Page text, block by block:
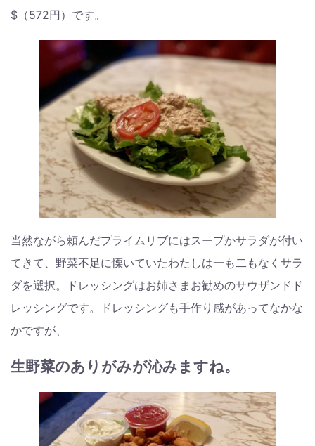
$（572円）です。
当然ながら頼んだプライムリブにはスープかサラダが付い
てきて、野菜不足に慄いていたわたしは一も二もなくサラ
ダを選択。ドレッシングはお姉さまお勧めのサウザンドド
レッシングです。ドレッシングも手作り感があってなかな
かですが、
生野菜のありがみが沁みますね。